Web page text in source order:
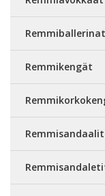
Remmiballerinat
Remmikengät
Remmisandaalit